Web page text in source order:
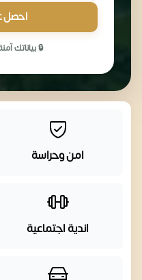
احصل
🔒 بياناتك
امن وحراسة
اندية اجتماعية